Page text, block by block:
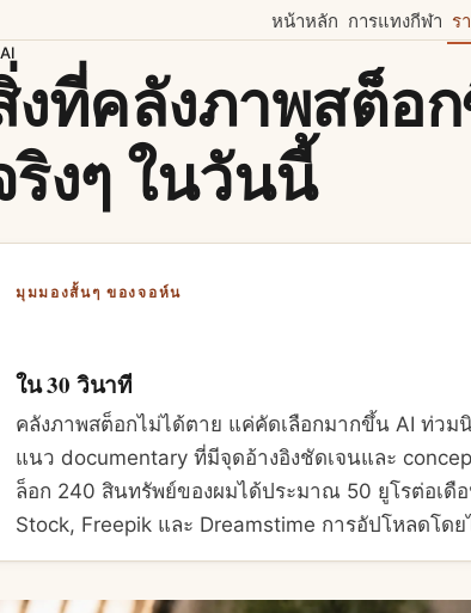
หน้าหลัก การแทงกีฬา ร
งที่คลังภาพสต็อ
ริงๆ ในวันนี้
มุมมองสั้นๆ ของจอห์น
ใน 30 วินาที
คลังภาพสต็อกไม่ได้ตาย แค่คัดเลือกมากขึ้น AI ท่วม
แนว documentary ที่มีจุดอ้างอิงชัดเจนและ
ล็อก 240 สินทรัพย์ของผมได้ประมาณ 50 ยูโรต่อเดื
Stock, Freepik และ Dreamstime การอัปโหลดโ